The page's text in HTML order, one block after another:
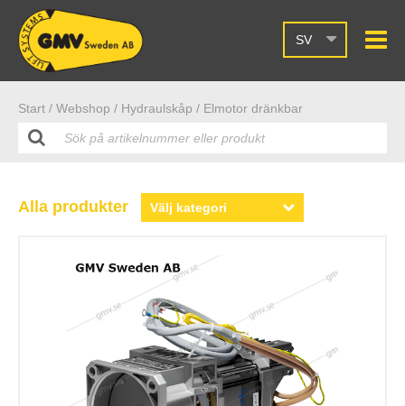
SV
Start / Webshop / Hydraulskåp / Elmotor dränkbar
Alla produkter